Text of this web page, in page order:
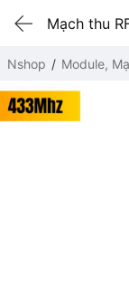
Nshop Module,